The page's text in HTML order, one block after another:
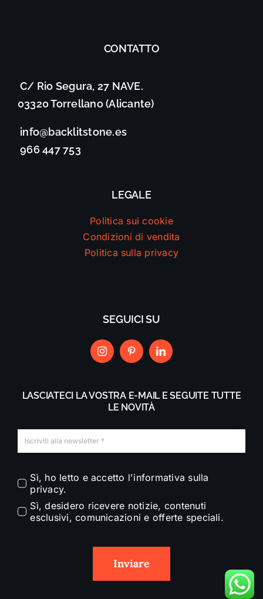
CONTATTO
C/ Rio Segura, 27 NAVE.
03320 Torrellano (Alicante)
info@backlitstone.es
966 447 753
LEGALE
Politica sui cookie
Condizioni di vendita
Politica sulla privacy
SEGUICI SU
LASCIATECI LA VOSTRA E-MAIL E SEGUITE TUTTE
LE NOVITÀ
Sì, ho letto e accetto l'informativa sulla
privacy.
Sì, desidero ricevere notizie, contenuti
esclusivi, comunicazioni e offerte speciali.
Inviare